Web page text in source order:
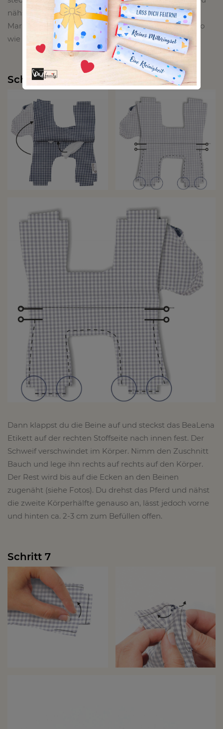
nähst den oberen Teil des Pferdchens bis zur
Markierung (siehe Markierung im 3. Bild) zu, genauso
wie den unteren Teil des Halses.
Schritt 6
Dann klappst du die Beine auf und steckst das BeaLena
Etikett auf der rechten Stoffseite nach innen fest. Der
Schweif verschwindet im Körper. Nimm den Zuschnitt
Bauch und lege ihn rechts auf rechts auf den Körper.
Der Rest wird bis auf die Ecken an den Beinen
zugenäht (siehe Fotos). Du drehst das Pferd und nähst
die zweite Körperhälfte genauso an, lässt jedoch vorne
und hinten ca. 2-3 cm zum Befüllen offen.
Schritt 7